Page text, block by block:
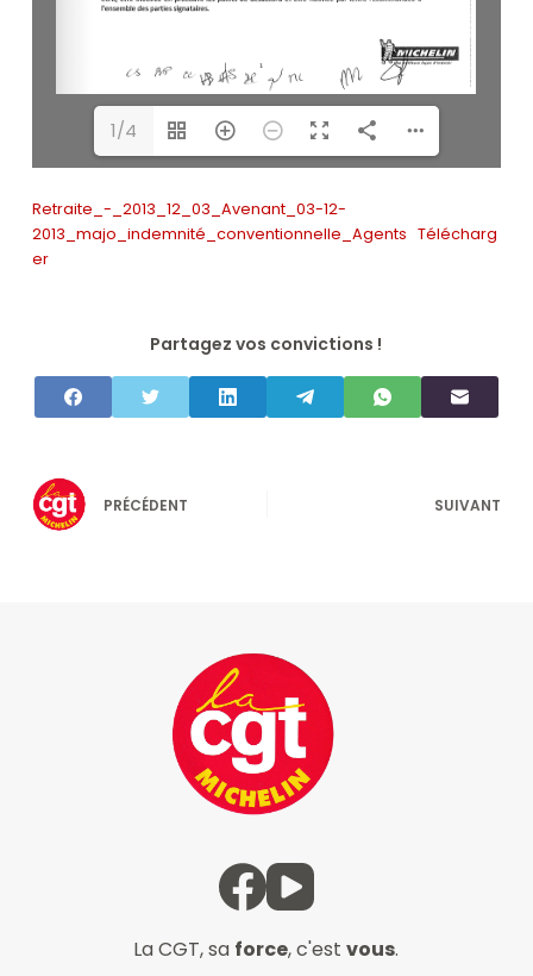
1/4
Retraite_-_2013_12_03_Avenant_03-12-
2013_majo_indemnité_conventionnelle_Agents
Télécharg
er
Partagez vos convictions !
PRÉCÉDENT SUIVANT
La CGT, sa force, c'estvous.